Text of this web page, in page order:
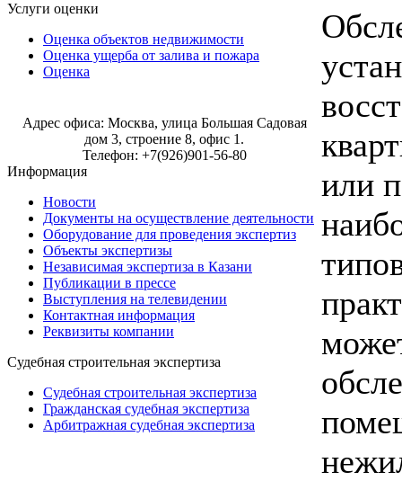
Услуги оценки
Оценка объектов недвижимости
Оценка ущерба от залива и пожара
Оценка
Адрес офиса: Москва, улица Большая Садовая
дом 3, строение 8, офис 1.
Телефон: +7(926)901-56-80
Информация
Новости
Документы на осуществление деятельности
Оборудование для проведения экспертиз
Объекты экспертизы
Независимая экспертиза в Казани
Публикации в прессе
Выступления на телевидении
Контактная информация
Реквизиты компании
Судебная строительная экспертиза
Судебная строительная экспертиза
Гражданская судебная экспертиза
Арбитражная судебная экспертиза
или